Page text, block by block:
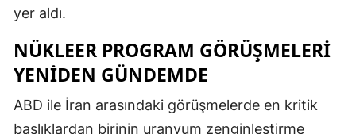
yer aldı.
NÜKLEER PROGRAM GÖRÜŞMELERI
YENIDEN GÜNDEMDE
ABD ile İran arasındaki görüşmelerde en kritik
başlıklardan birinin uranyum zenginleştirme